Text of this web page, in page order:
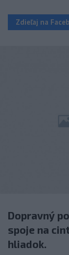
Zdieľaj na
Dopravný
spoje na
hliadok.